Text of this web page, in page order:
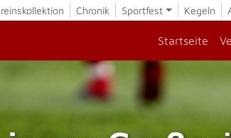
Chronik Sportfest Kegeln
Startseite